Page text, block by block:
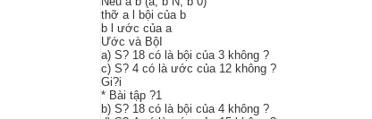
thỡ a l bội của b
b l ước của a
Ước và BộI
a) S? 18 có là bội của 3 không ?
c) S? 4 có là ước của 12 không ?
Gi?i
* Bài tập ?1
b) S? 18 có là bội của 4 không ?